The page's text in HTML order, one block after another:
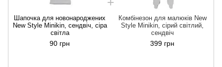
Шапочка для новонароджених
New Style Minikin, сендвіч, сіра
світла
90 грн
Комбінезон для малюків New
Style Minikin, сірий світлий,
сендвіч
399 грн